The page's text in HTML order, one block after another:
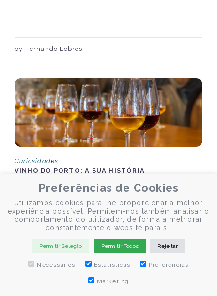
by Fernando Lebres
Curiosidades
VINHO DO PORTO: A SUA HISTÓRIA
O Vinho do Porto é um dos vinhos mais conhecidos e
apreciados em todo o mundo. O cultivo das uvas existe já há
vários séculos.
Preferências de Cookies
Utilizamos cookies para lhe proporcionar a melhor
experiência possível. Permitem-nos também analisar o
comportamento do utilizador, de forma a melhorar
constantemente o website para si.
Permitir Seleção Permitir Todos Rejeitar
Necessários Estatísticas Preferências
Marketing